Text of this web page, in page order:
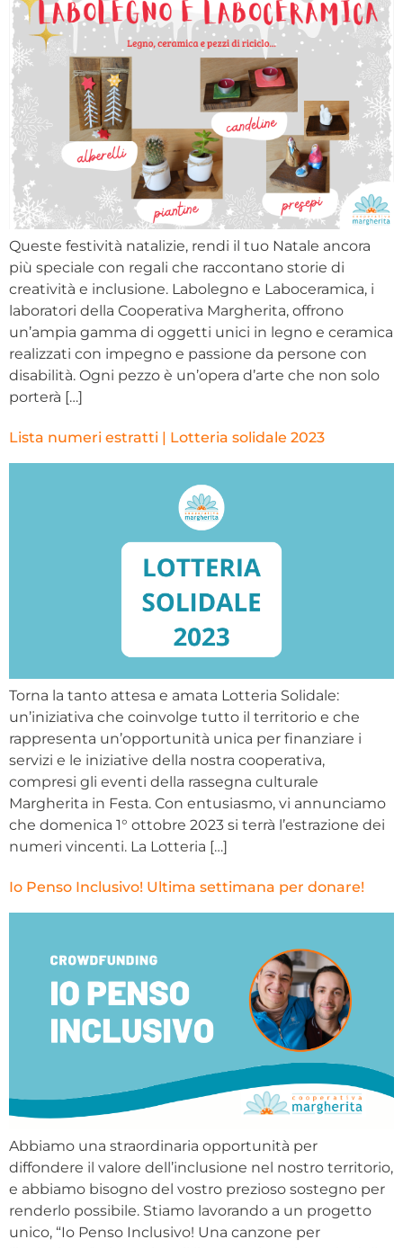
Queste festività natalizie, rendi il tuo Natale ancora
più speciale con regali che raccontano storie di
creatività e inclusione. Labolegno e Laboceramica, i
laboratori della Cooperativa Margherita, offrono
un’ampia gamma di oggetti unici in legno e ceramica
realizzati con impegno e passione da persone con
disabilità. Ogni pezzo è un’opera d’arte che non solo
porterà […]
Lista numeri estratti | Lotteria solidale 2023
Torna la tanto attesa e amata Lotteria Solidale:
un’iniziativa che coinvolge tutto il territorio e che
rappresenta un’opportunità unica per finanziare i
servizi e le iniziative della nostra cooperativa,
compresi gli eventi della rassegna culturale
Margherita in Festa. Con entusiasmo, vi annunciamo
che domenica 1° ottobre 2023 si terrà l’estrazione dei
numeri vincenti. La Lotteria […]
Io Penso Inclusivo! Ultima settimana per donare!
Abbiamo una straordinaria opportunità per
diffondere il valore dell’inclusione nel nostro territorio,
e abbiamo bisogno del vostro prezioso sostegno per
renderlo possibile. Stiamo lavorando a un progetto
unico, “Io Penso Inclusivo! Una canzone per